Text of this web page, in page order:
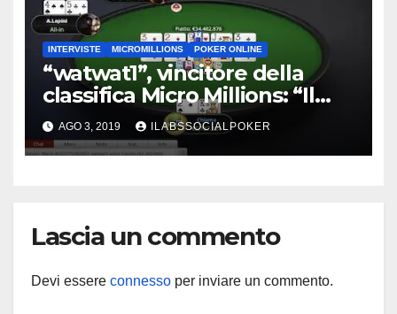
INTERVISTE MICROMILLIONS POKER ONLINE
“watwat1”, vincitore della
classifica Micro Millions: “Il
primo ingrediente è stato la
passione. Poi studio e… un po’
di fortuna”
AGO 3, 2019 ILABSSOCIALPOKER
Lascia un commento
Devi essere connesso per inviare un commento.